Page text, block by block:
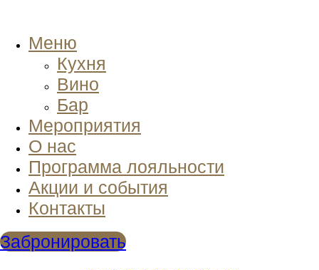
Меню
Кухня
Вино
Бар
Мероприятия
О нас
Программа лояльности
Акции и события
Контакты
Забронировать